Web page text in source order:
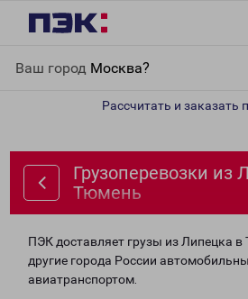
Ваш город Москва?
Рассчитать и заказать
Грузоперевозки из
Тюмень
ПЭК доставляет грузы из Липецка
другие города России
авиатранспортом.